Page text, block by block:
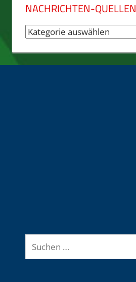
NACHRICHTEN-QUELLEN
Nachrichten-
Suchen
nach: